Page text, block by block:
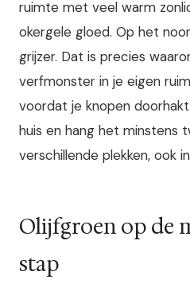
ruimte met veel warm
okergele gloed. Op het
grijzer. Dat is precies
verfmonster in je eigen
voordat je knopen
huis en hang het minstens
verschillende plekken, ook
Olijfgroen op de
stap